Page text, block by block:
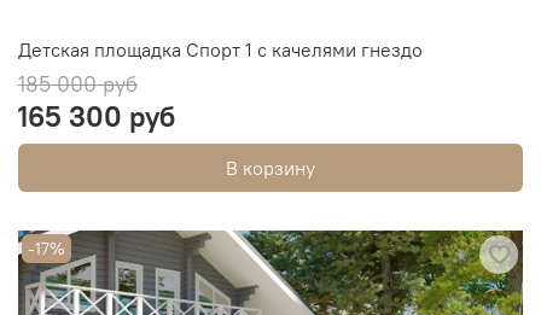
Детская площадка Спорт 1 с качелями гнездо
185 000 руб
165 300 руб
В корзину
-17%